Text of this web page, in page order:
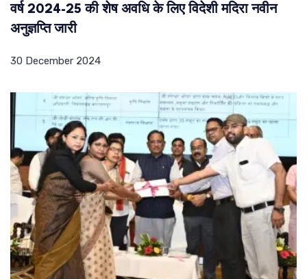
वर्ष 2024-25 की शेष अवधि के लिए विदेशी मदिरा नवीन
अनुज्ञप्ति जारी
30 December 2024